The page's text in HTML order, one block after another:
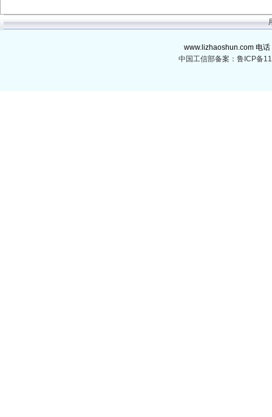
www.lizhaoshun.com 电
中国工信部备案：鲁ICP备